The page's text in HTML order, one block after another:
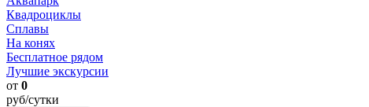
Квадроциклы
Сплавы
На конях
Бесплатное рядом
Лучшие экскурсии
от 0
руб/сутки